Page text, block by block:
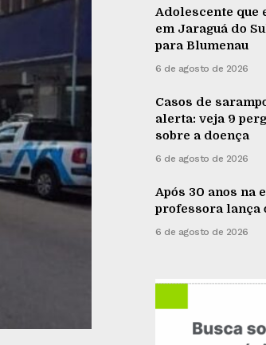
Adolescente que
em Jaraguá do
para Blumenau
6 de agosto de 2026
Casos de
alerta: veja 9
sobre a doença
6 de agosto de 2026
Após 30 anos na
professora
6 de agosto de 2026